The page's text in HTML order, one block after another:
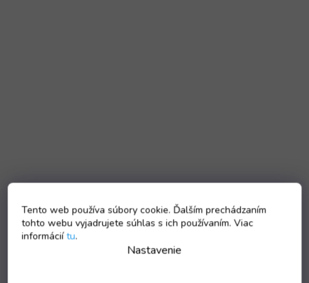
Tento web používa súbory cookie. Ďalším prechádzaním
tohto webu vyjadrujete súhlas s ich používaním. Viac
informáciítu.
Nastavenie